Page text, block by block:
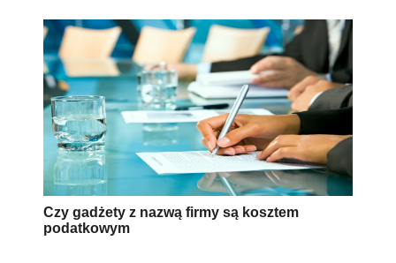
Czy gadżety z nazwą firmy są kosztem
podatkowym